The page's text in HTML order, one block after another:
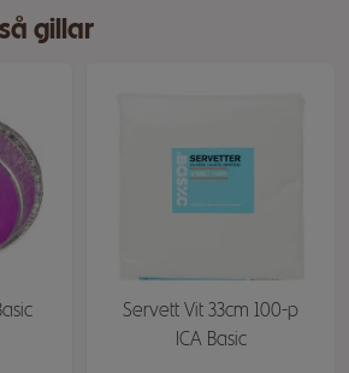
gillar
Servett Vit 33cm 100-p
ICA Basic